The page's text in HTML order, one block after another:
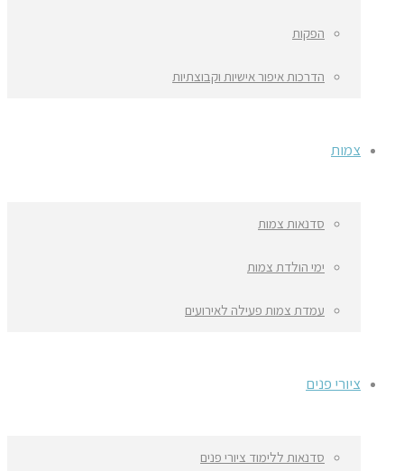
הפקות
הדרכות איפור אישיות וקבוצתיות
צמות
סדנאות צמות
ימי הולדת צמות
עמדת צמות פעילה לאירועים
ציורי פנים
סדנאות ללימוד ציורי פנים